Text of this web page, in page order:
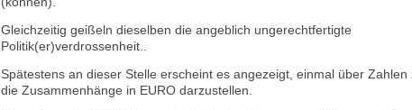
Gleichzeitig geißeln dieselben die angeblich ungerechtfertigte
Politik(er)verdrossenheit..
Spätestens an dieser Stelle erscheint es angezeigt, einmal über Zahlen
die Zusammenhänge in EURO darzustellen.